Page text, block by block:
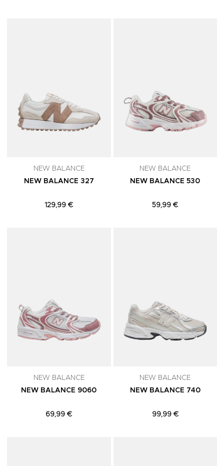
NEW BALANCE
NEW BALANCE 327
129,99 €
NEW BALANCE
NEW BALANCE 530
59,99 €
NEW BALANCE
NEW BALANCE 9060
69,99 €
NEW BALANCE
NEW BALANCE 740
99,99 €